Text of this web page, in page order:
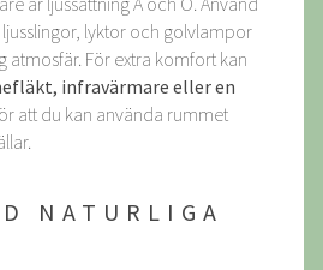
lyktor och golvlampor
atmosfär. För extra komfort kan
infravärmare eller en
att du kan använda rummet
NATURLIGA